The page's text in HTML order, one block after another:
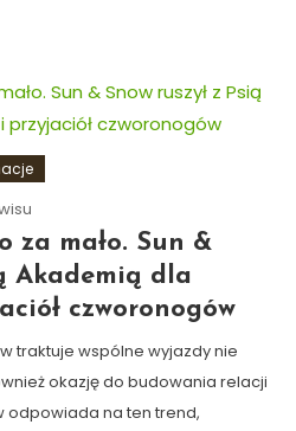
za mało. Sun &
Akademią dla
czworonogów
traktuje wspólne wyjazdy nie
okazję do budowania relacji
odpowiada na ten trend,